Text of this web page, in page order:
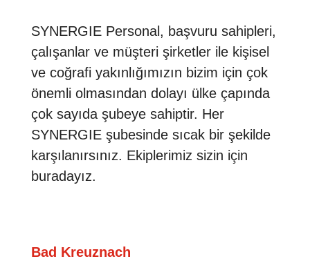
SYNERGIE Personal, başvuru sahipleri,
çalışanlar ve müşteri şirketler ile kişisel
ve coğrafi yakınlığımızın bizim için çok
önemli olmasından dolayı ülke çapında
çok sayıda şubeye sahiptir. Her
SYNERGIE şubesinde sıcak bir şekilde
karşılanırsınız. Ekiplerimiz sizin için
buradayız.
Bad Kreuznach